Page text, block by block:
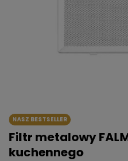
NASZ BESTSELLER
Filtr metalowy
kuchennego